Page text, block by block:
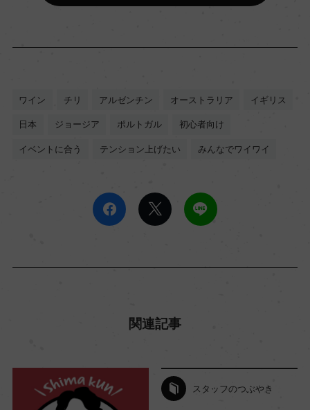
ワイン チリ アルゼンチン オーストラリア イギリス
日本 ジョージア ポルトガル 初心者向け
イベントに合う テンション上げたい みんなでワイワイ
関連記事
スタッフのつぶやき